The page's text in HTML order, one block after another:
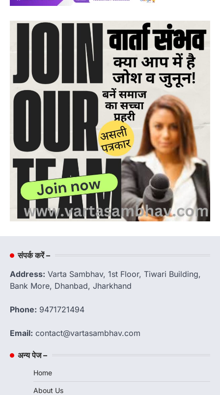
संपर्क करें –
Address: Varta Sambhav, 1st Floor, Tiwari Building,
Bank More, Dhanbad, Jharkhand
Phone: 9471721494
Email: contact@vartasambhav.com
अन्य पेज –
Home
About Us